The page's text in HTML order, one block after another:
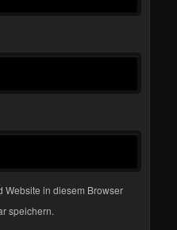
Website in diesem Browser
speichern.